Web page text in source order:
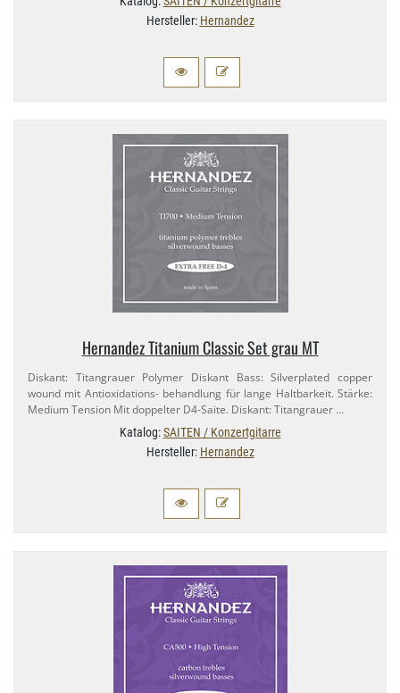
Hersteller: Hernandez
Hernandez Titanium Classic Set grau MT
Diskant: Titangrauer Polymer Diskant Bass: Silverplated copper
wound mit Antioxidations- behandlung für lange Haltbarkeit. Stärke:
Medium Tension Mit doppelter D4-​Saite. Diskant: Titangrauer …
Katalog:SAITEN / Konzertgitarre
Hersteller: Hernandez